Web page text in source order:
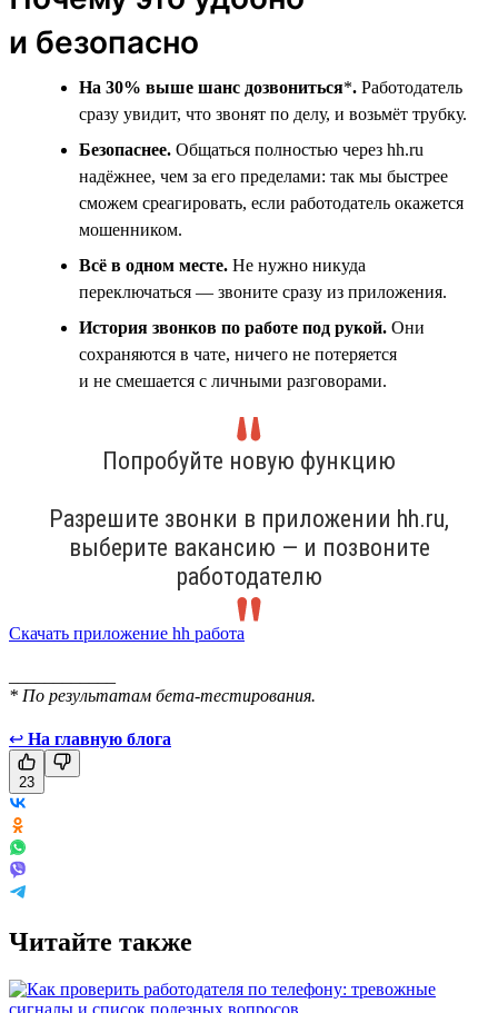
и безопасно
На 30% выше шанс дозвониться*. Работодатель
сразу увидит, что звонят по делу, и возьмёт трубку.
Безопаснее. Общаться полностью через hh.ru
надёжнее, чем за его пределами: так мы быстрее
сможем среагировать, если работодатель окажется
мошенником.
Всё в одном месте. Не нужно никуда
переключаться — звоните сразу из приложения.
История звонков по работе под рукой. Они
сохраняются в чате, ничего не потеряется
и не смешается с личными разговорами.
Попробуйте новую функцию
Разрешите звонки в приложении hh.ru,
выберите вакансию — и позвоните
работодателю
Скачать приложение hh работа
* По результатам бета-тестирования.
↩ На главную блога
23
Читайте также